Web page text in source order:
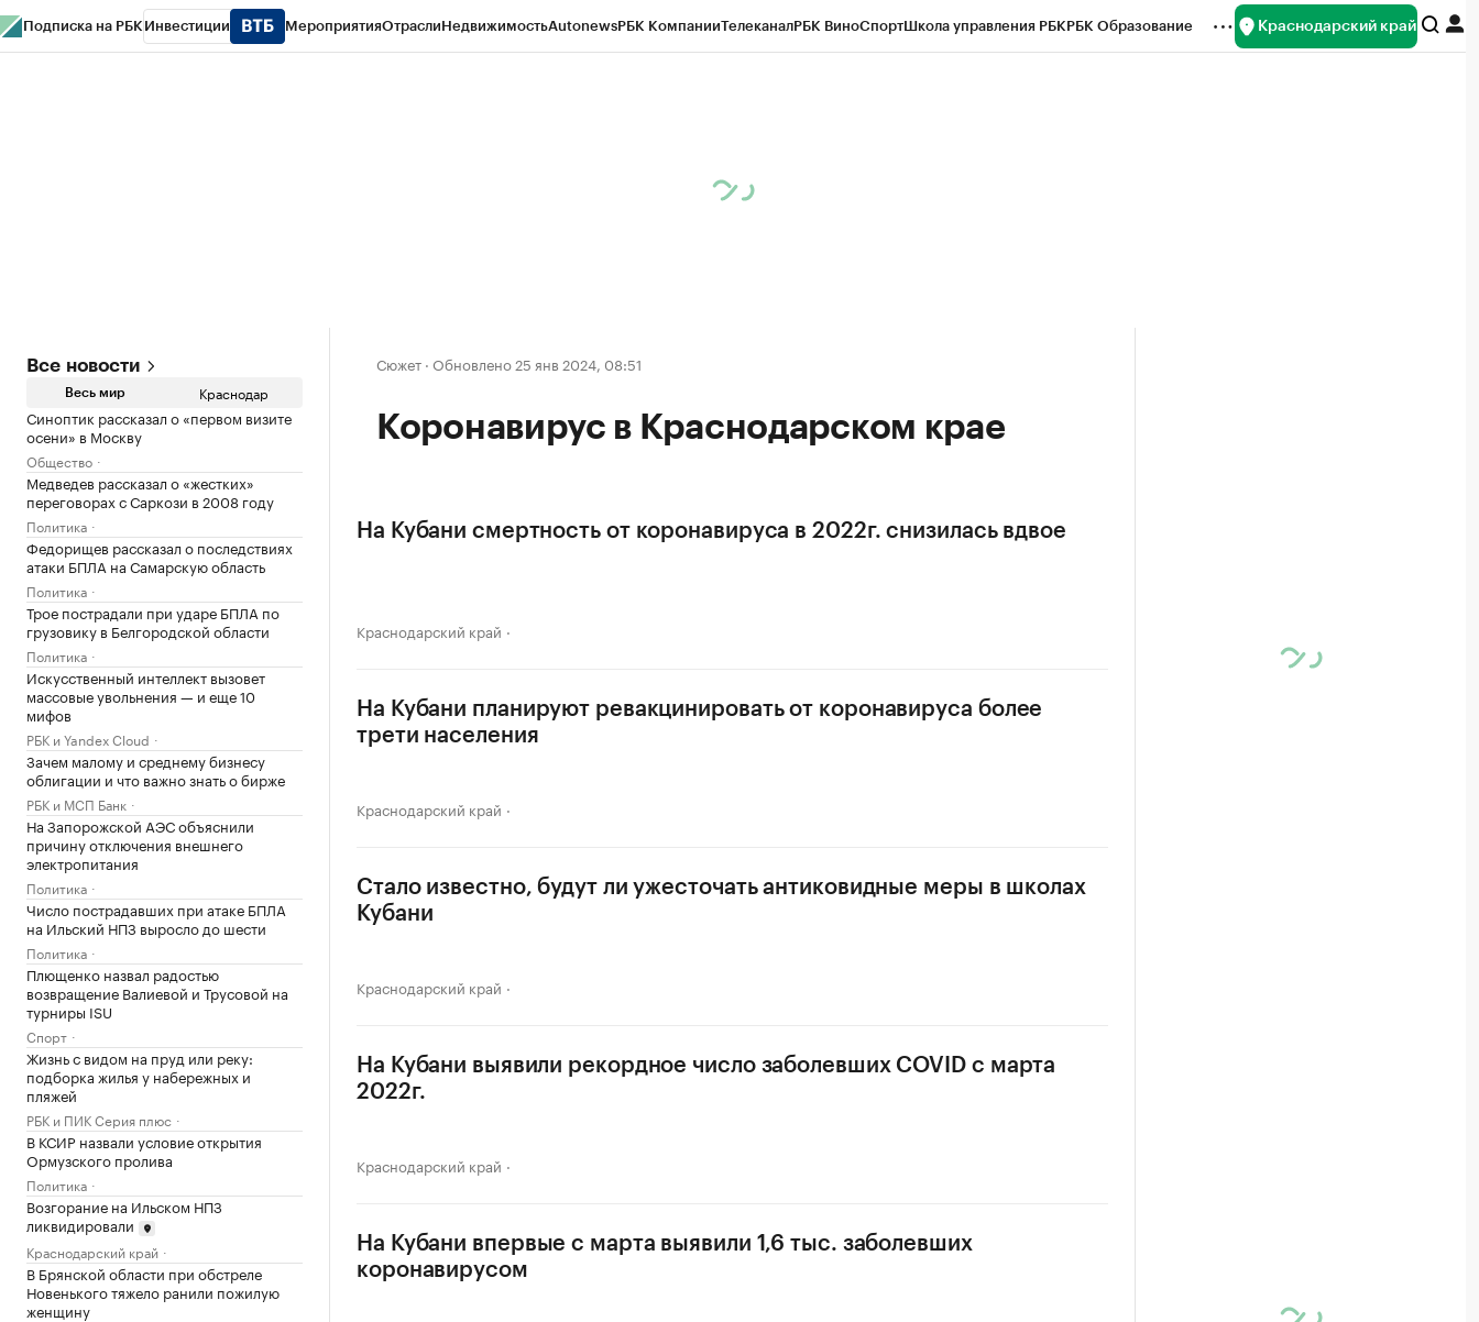
Подписка на РБК Инвестиции МероприятияОтраслиНедвижимостьAutonewsРБК КомпанииТелеканалРБК ВиноСпортШкола управления РБКРБК Образование Краснодарский край
Все новости
Весь мир Краснодар
Синоптик рассказал о «первом визите
осени» в Москву
Общество
Медведев рассказал о «жестких»
переговорах с Саркози в 2008 году
Политика
Федорищев рассказал о последствиях
атаки БПЛА на Самарскую область
Политика
Трое пострадали при ударе БПЛА по
грузовику в Белгородской области
Политика
Искусственный интеллект вызовет
массовые увольнения — и еще 10
мифов
РБК и Yandex Cloud
Зачем малому и среднему бизнесу
облигации и что важно знать о бирже
РБК и МСП Банк
На Запорожской АЭС объяснили
причину отключения внешнего
электропитания
Политика
Число пострадавших при атаке БПЛА
на Ильский НПЗ выросло до шести
Политика
Плющенко назвал радостью
возвращение Валиевой и Трусовой на
турниры ISU
Спорт
Жизнь с видом на пруд или реку:
подборка жилья у набережных и
пляжей
РБК и ПИК Серия плюс
В КСИР назвали условие открытия
Ормузского пролива
Политика
Возгорание на Ильском НПЗ
ликвидировали
Краснодарский край
В Брянской области при обстреле
Новенького тяжело ранили пожилую
женщину
Сюжет · Обновлено 25 янв 2024, 08:51
Коронавирус в Краснодарском крае
На Кубани смертность от коронавируса в 2022г. снизилась вдвое
Краснодарский край
На Кубани планируют ревакцинировать от коронавируса более
трети населения
Краснодарский край
Стало известно, будут ли ужесточать антиковидные меры в школах
Кубани
Краснодарский край
На Кубани выявили рекордное число заболевших COVID с марта
2022г.
Краснодарский край
На Кубани впервые с марта выявили 1,6 тыс. заболевших
коронавирусом